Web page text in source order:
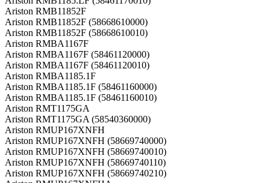
Ariston RMB11852F
Ariston RMB11852F (58668610000)
Ariston RMB11852F (58668610010)
Ariston RMBA1167F
Ariston RMBA1167F (58461120000)
Ariston RMBA1167F (58461120010)
Ariston RMBA1185.1F
Ariston RMBA1185.1F (58461160000)
Ariston RMBA1185.1F (58461160010)
Ariston RMT1175GA
Ariston RMT1175GA (58540360000)
Ariston RMUP167XNFH
Ariston RMUP167XNFH (58669740000)
Ariston RMUP167XNFH (58669740010)
Ariston RMUP167XNFH (58669740110)
Ariston RMUP167XNFH (58669740210)